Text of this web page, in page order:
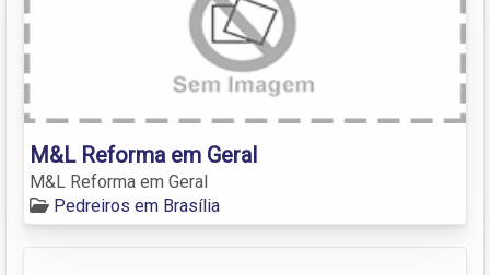
M&L Reforma em Geral
M&L Reforma em Geral
Pedreiros em Brasília